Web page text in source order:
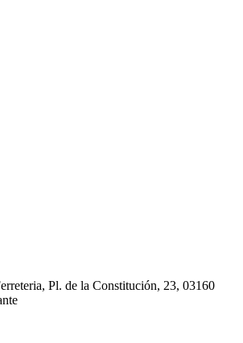
Pl. de la Constitución, 23, 03160